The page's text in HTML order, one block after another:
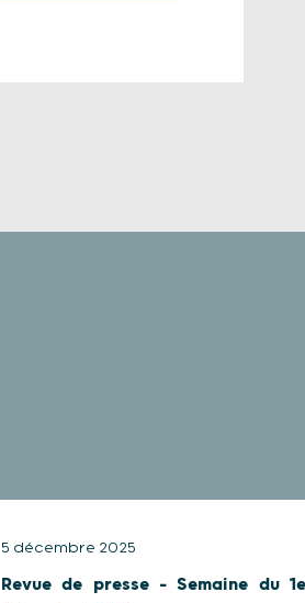
5 décembre 2025
Revue de presse – Semaine du